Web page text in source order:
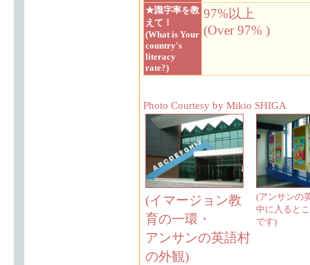
★識字率を教
えて！
(What is Your
country's
literacy
rate?)
97%以上
(Over 97% )
Photo Courtesy by Mikio SHIGA
(イマージョン教
育の一環・
アンサンの英語村
の外観)
(アンサンの
中に入ると
です)